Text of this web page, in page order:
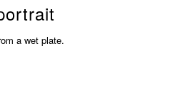
a wet plate.